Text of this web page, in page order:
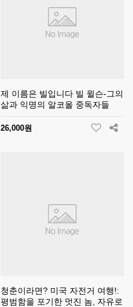
제 이름은 빌입니다 빌 윌슨-그의
삶과 익명의 알코올 중독자들
26,000원
청춘이라면? 미국 자전거 여행!:
평범함을 포기한 멋진 놈, 자유로